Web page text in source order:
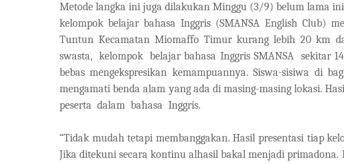
Metode langka ini juga dilakukan Minggu (3/9) belum lama
kelompok belajar bahasa Inggris (SMANSA English Club)
Tuntun Kecamatan Miomaffo Timur kurang lebih 20 km
swasta, kelompok belajar bahasa Inggris SMANSA sekitar
bebas mengekspresikan kemampuannya. Siswa-sisiwa di
mengamati benda alam yang ada di masing-masing lokasi.
peserta dalam bahasa Inggris.
“Tidak mudah tetapi membanggakan. Hasil presentasi tiap
Jika ditekuni secara kontinu alhasil bakal menjadi